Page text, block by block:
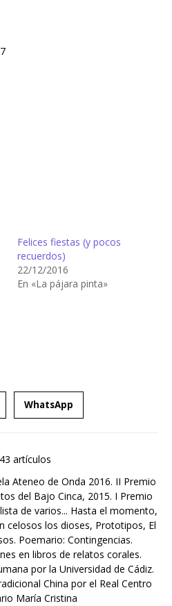
Felices fiestas (y pocos
recuerdos)
22/12/2016
En «La pájara pinta»
WhatsApp
artículos
Ateneo de Onda 2016. II Premio
del Bajo Cinca, 2015. I Premio
de varios... Hasta el momento,
celosos los dioses, Prototipos, El
Poemario: Contingencias.
en libros de relatos corales.
por la Universidad de Cádiz.
China por el Real Centro
María Cristina